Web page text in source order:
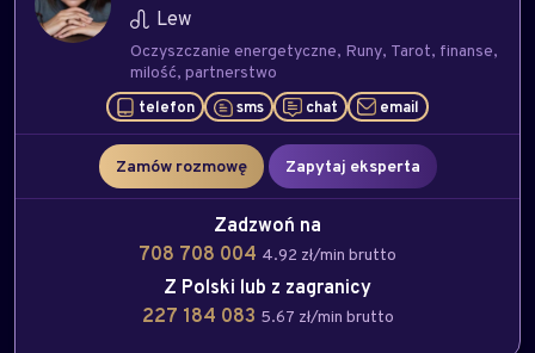
Lew
Oczyszczanie energetyczne Runy Tarot finanse
milość partnerstwo
telefon sms chat email
Zamów rozmowę Zapytaj eksperta
Zadzwoń na
708 708 004 4.92 zł/min brutto
Z Polski lub z zagranicy
227 184 083 5.67 zł/min brutto